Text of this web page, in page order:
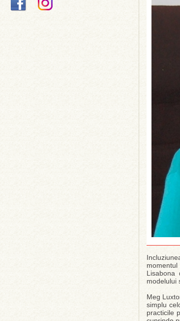
Lisabona
modelului
Meg
simplu
practicile